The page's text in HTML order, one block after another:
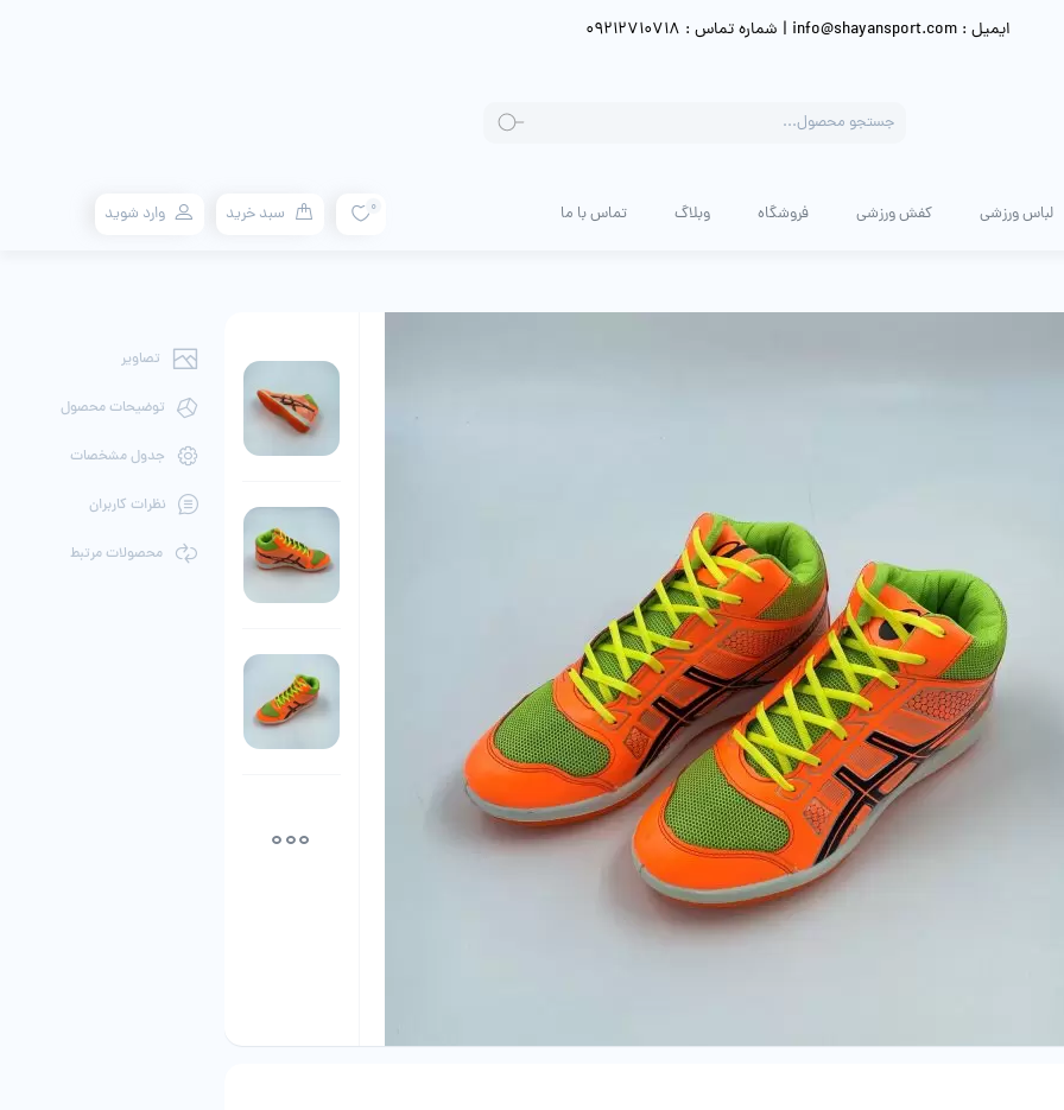
ایمیل : info@shayansport.com | شماره تماس : 09212710718
search
لباس ورزشی کفش ورزشی فروشگاه وبلاگ تماس با ما 0 سبد خرید وارد شوید
تصاویر
توضیحات محصول
جدول مشخصات
نظرات کاربران
محصولات مرتبط